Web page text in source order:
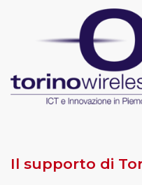
Il supporto di